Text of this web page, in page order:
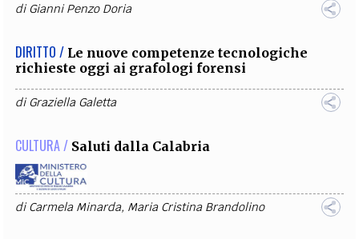
diGianni Penzo Doria
DIRITTO / Le nuove competenze tecnologiche
richieste oggi ai grafologi forensi
diGraziella Galetta
CULTURA / Saluti dalla Calabria
diCarmela Minarda, Maria Cristina Brandolino